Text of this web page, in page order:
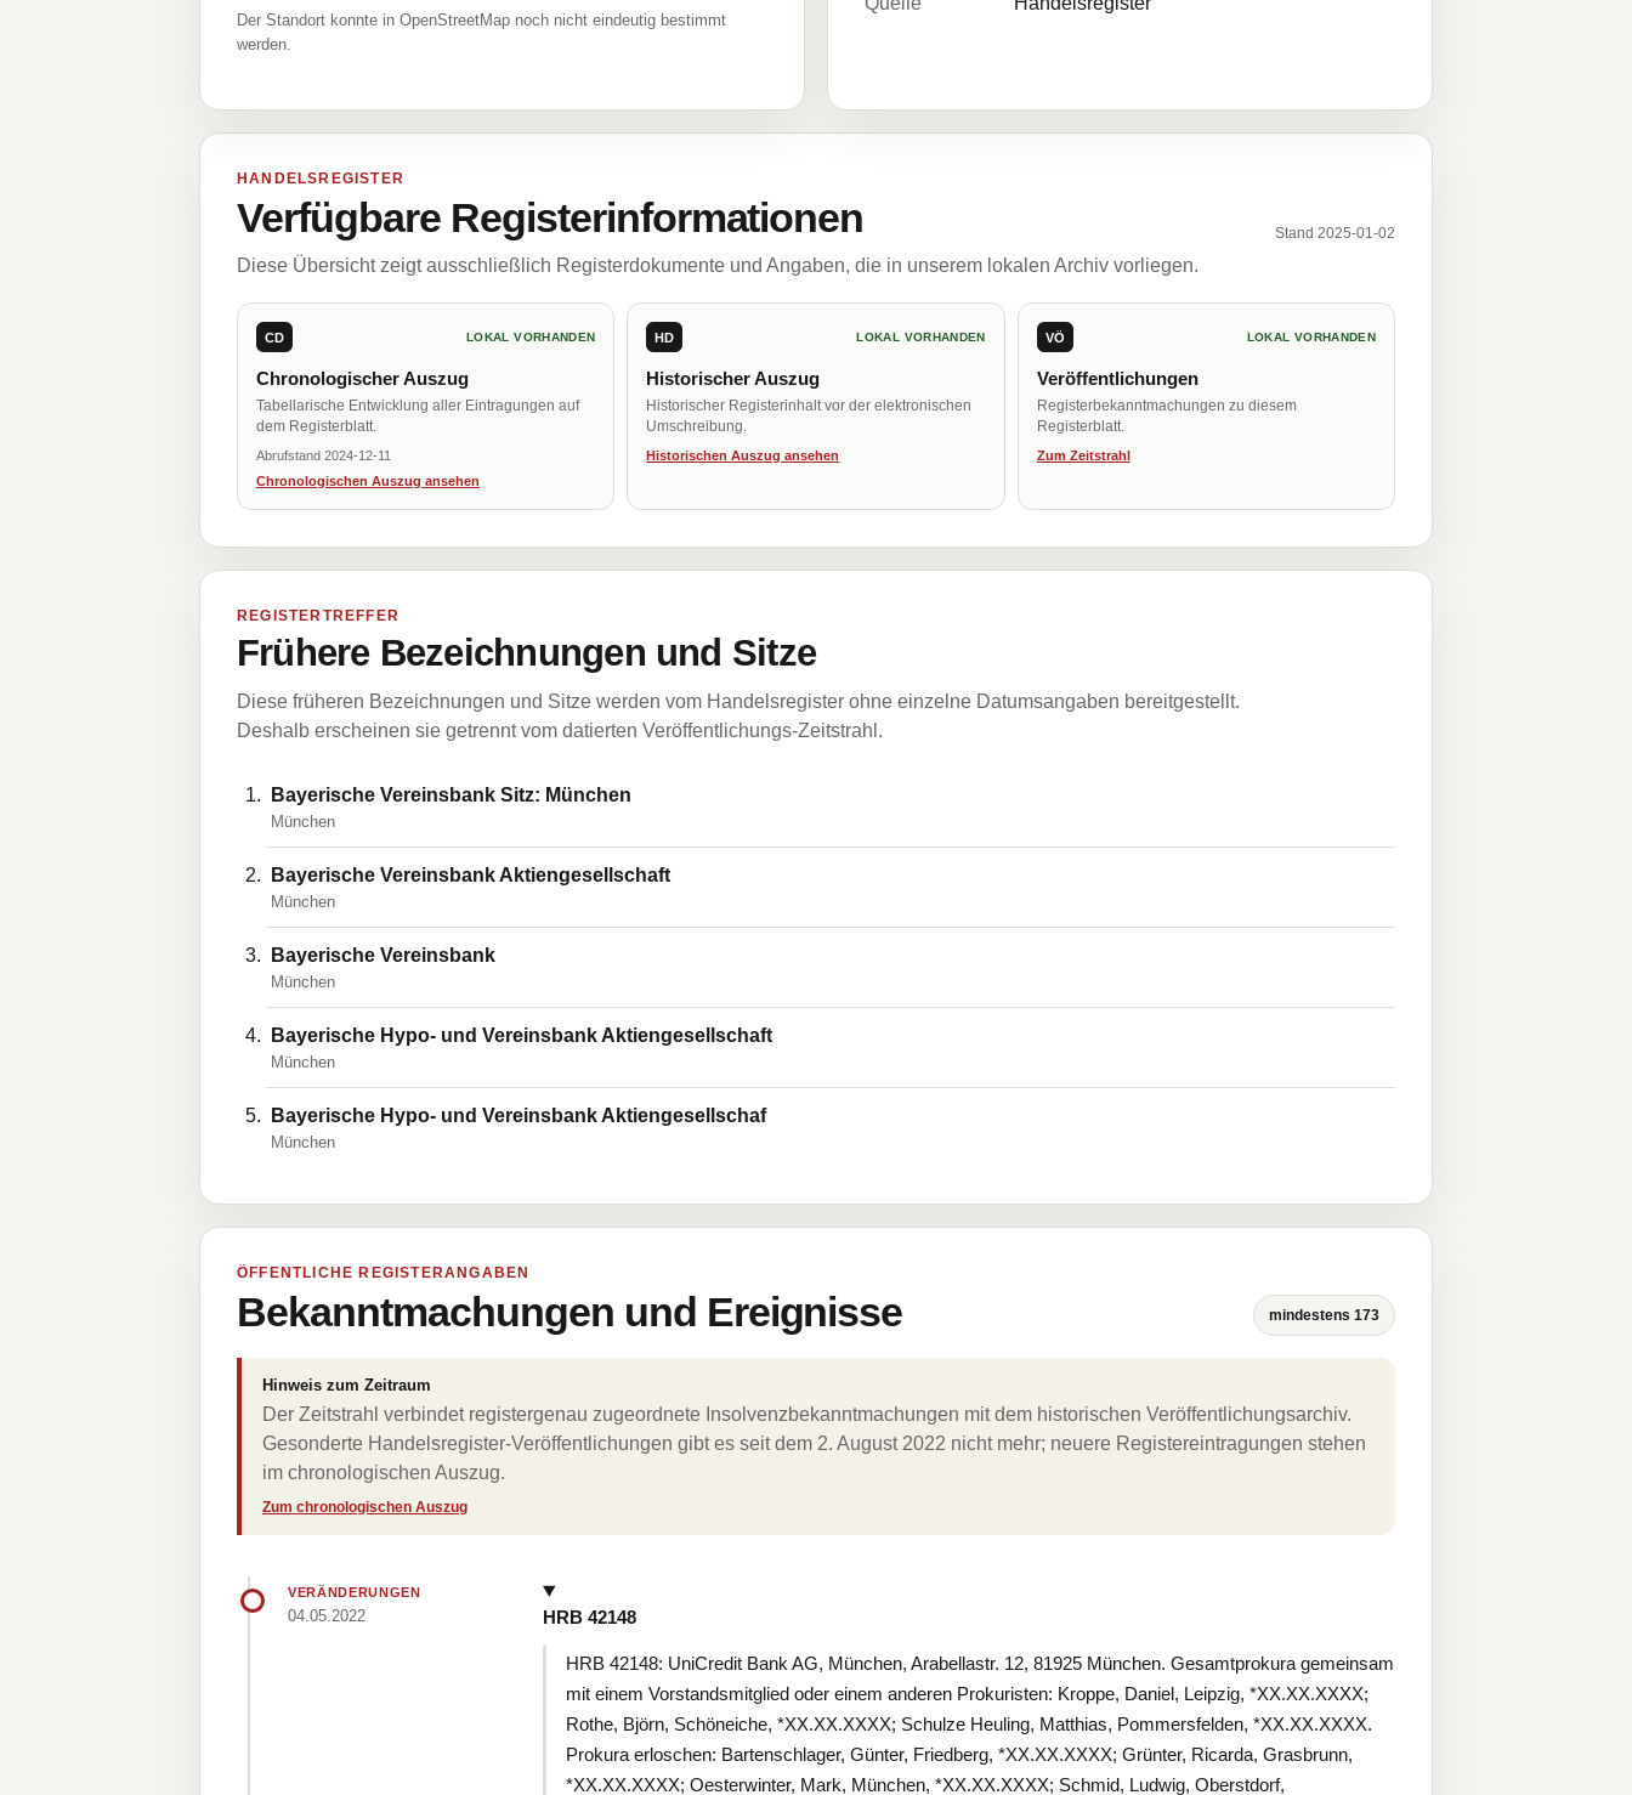
Der Standort konnte in OpenStreetMap noch nicht eindeutig bestimmt
werden.
HANDELSREGISTER
Verfügbare Registerinformationen Stand 2025-01-02
Diese Übersicht zeigt ausschließlich Registerdokumente und Angaben, die in unserem lokalen Archiv vorliegen.
CD LOKAL VORHANDEN
Chronologischer Auszug
Tabellarische Entwicklung aller Eintragungen auf
dem Registerblatt.
Abrufstand 2024-12-11
Chronologischen Auszug ansehen
HD LOKAL VORHANDEN
Historischer Auszug
Historischer Registerinhalt vor der elektronischen
Umschreibung.
Historischen Auszug ansehen
VÖ LOKAL VORHANDEN
Veröffentlichungen
Registerbekanntmachungen zu diesem
Registerblatt.
Zum Zeitstrahl
REGISTERTREFFER
Frühere Bezeichnungen und Sitze
Diese früheren Bezeichnungen und Sitze werden vom Handelsregister ohne einzelne Datumsangaben bereitgestellt.
Deshalb erscheinen sie getrennt vom datierten Veröffentlichungs-Zeitstrahl.
Bayerische Vereinsbank Sitz: München
München
Bayerische Vereinsbank Aktiengesellschaft
München
Bayerische Vereinsbank
München
Bayerische Hypo- und Vereinsbank Aktiengesellschaft
München
Bayerische Hypo- und Vereinsbank Aktiengesellschaf
München
ÖFFENTLICHE REGISTERANGABEN
Bekanntmachungen und Ereignisse mindestens 173
Hinweis zum Zeitraum
Der Zeitstrahl verbindet registergenau zugeordnete Insolvenzbekanntmachungen mit dem historischen Veröffentlichungsarchiv.
Gesonderte Handelsregister-Veröffentlichungen gibt es seit dem 2. August 2022 nicht mehr; neuere Registereintragungen stehen
im chronologischen Auszug.
Zum chronologischen Auszug
VERÄNDERUNGEN
04.05.2022 HRB 42148
HRB 42148: UniCredit Bank AG, München, Arabellastr. 12, 81925 München. Gesamtprokura gemeinsam
mit einem Vorstandsmitglied oder einem anderen Prokuristen: Kroppe, Daniel, Leipzig, *XX.XX.XXXX;
Rothe, Björn, Schöneiche, *XX.XX.XXXX; Schulze Heuling, Matthias, Pommersfelden, *XX.XX.XXXX.
Prokura erloschen: Bartenschlager, Günter, Friedberg, *XX.XX.XXXX; Grünter, Ricarda, Grasbrunn,
*XX.XX.XXXX; Oesterwinter, Mark, München, *XX.XX.XXXX; Schmid, Ludwig, Oberstdorf,